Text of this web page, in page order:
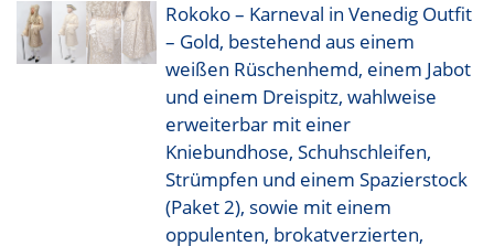
Rokoko – Karneval in Venedig Outfit
– Gold, bestehend aus einem
weißen Rüschenhemd, einem Jabot
und einem Dreispitz, wahlweise
erweiterbar mit einer
Kniebundhose, Schuhschleifen,
Strümpfen und einem Spazierstock
(Paket 2), sowie mit einem
oppulenten, brokatverzierten,